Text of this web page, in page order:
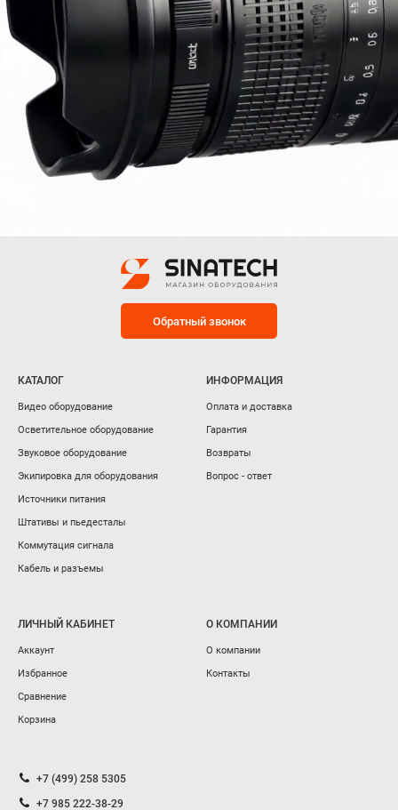
Обратный звонок
КАТАЛОГ
Видео оборудование
Осветительное оборудование
Звуковое оборудование
Экипировка для оборудования
Источники питания
Штативы и пьедесталы
Коммутация сигнала
Кабель и разъемы
ИНФОРМАЦИЯ
Оплата и доставка
Гарантия
Возвраты
Вопрос - ответ
ЛИЧНЫЙ КАБИНЕТ
Аккаунт
Избранное
Сравнение
Корзина
О КОМПАНИИ
О компании
Контакты
+7 (499) 258 5305
+7 985 222-38-29